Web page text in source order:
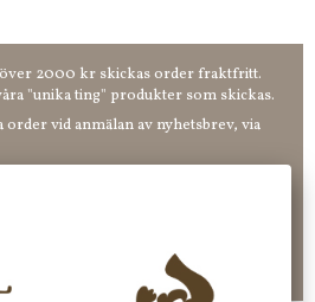
2000 kr skickas order fraktfritt.
"unika ting" produkter som skickas.
order vid anmälan av nyhetsbrev, via
efter att ha snabba leveranser!
Du tittar in hos Jb Home!